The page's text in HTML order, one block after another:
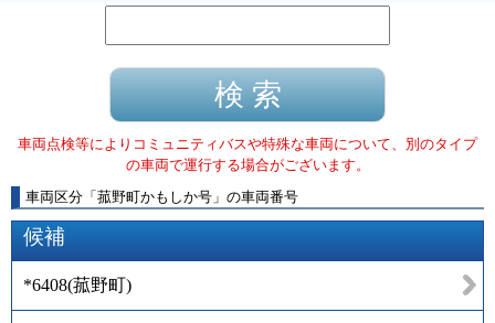
車両点検等によりコミュニティバスや特殊な車両について、別のタイプ
の車両で運行する場合がございます。
車両区分 「 菰野町かもしか号 」 の車両番号
候補
*6408(菰野町)